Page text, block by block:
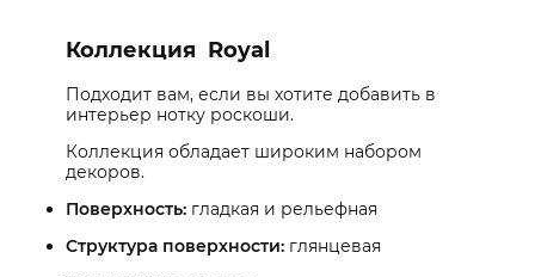
Коллекция Royal
Подходит вам, если вы хотите добавить в
интерьер нотку роскоши.
Коллекция обладает широким набором
декоров.
Поверхность: гладкая и рельефная
Структура поверхности: глянцевая